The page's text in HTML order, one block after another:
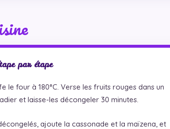
par étape
le four à 180°C. Verse les fruits rouges dans un
et laisse-les décongeler 30 minutes.
ajoute la cassonade et la maïzena, et